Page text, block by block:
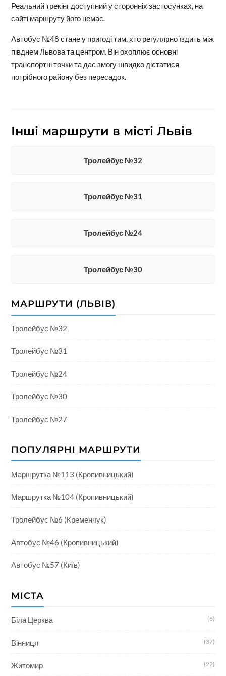
Реальний трекінг доступний у сторонніх застосунках, на
сайті маршруту його немає.
Автобус №48 стане у пригоді тим, хто регулярно їздить між
півднем Львова та центром. Він охоплює основні
транспортні точки та дає змогу швидко дістатися
потрібного району без пересадок.
Інші маршрути в місті Львів
Тролейбус №32
Тролейбус №31
Тролейбус №24
Тролейбус №30
МАРШРУТИ (ЛЬВІВ)
Тролейбус №32
Тролейбус №31
Тролейбус №24
Тролейбус №30
Тролейбус №27
ПОПУЛЯРНІ МАРШРУТИ
Маршрутка №113 (Кропивницький)
Маршрутка №104 (Кропивницький)
Тролейбус №6 (Кременчук)
Автобус №46 (Кропивницький)
Автобус №57 (Київ)
МІСТА
Біла Церква (6)
Вінниця (37)
Житомир (22)